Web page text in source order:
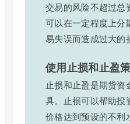
交易的风险不超过总
可以在一定程度上分
易失误而造成过大的
使用止损和止盈
止损和止盈是期货资
具。止损可以帮助投
价格达到预设的不利